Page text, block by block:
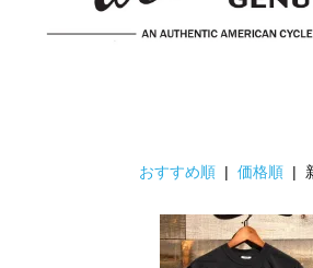
おすすめ順 | 価格順 |